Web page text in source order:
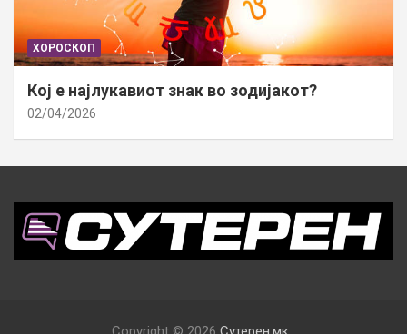
ХОРОСКОП
Кој е најлукавиот знак во зодијакот?
02/04/2026